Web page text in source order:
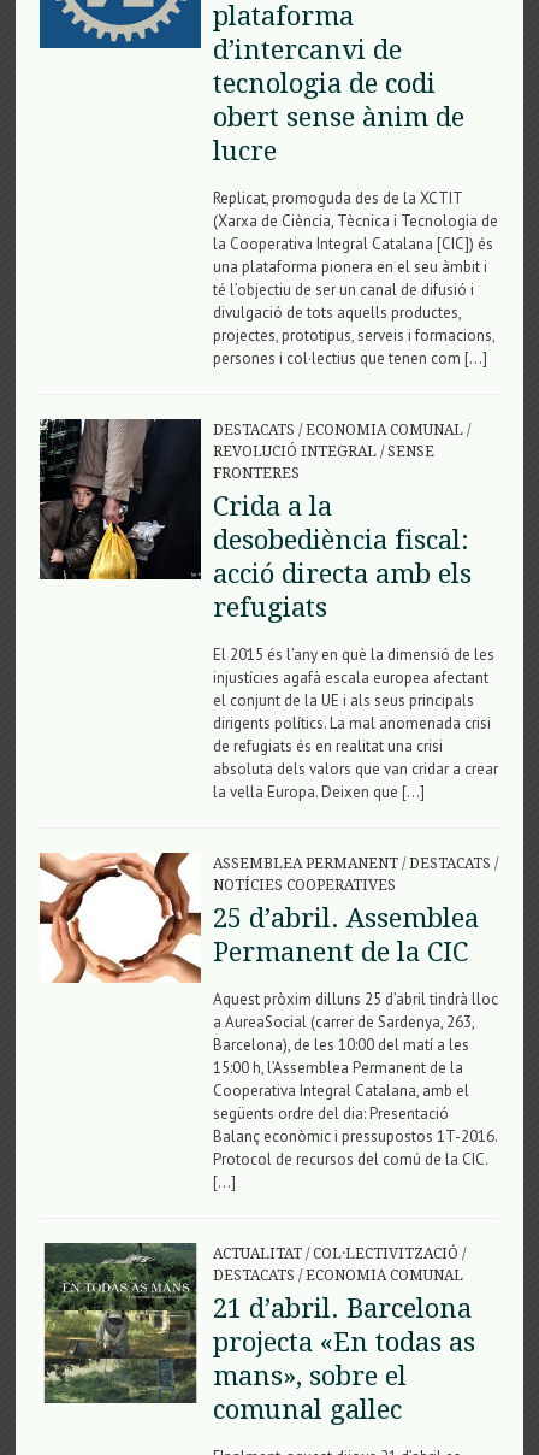
plataforma
d’intercanvi de
tecnologia de codi
obert sense ànim de
lucre
Replicat, promoguda des de la XCTIT
(Xarxa de Ciència, Tècnica i Tecnologia de
la Cooperativa Integral Catalana [CIC]) és
una plataforma pionera en el seu àmbit i
té l’objectiu de ser un canal de difusió i
divulgació de tots aquells productes,
projectes, prototipus, serveis i formacions,
persones i col·lectius que tenen com […]
DESTACATS /ECONOMIA COMUNAL/
REVOLUCIÓ INTEGRAL/SENSE
FRONTERES
Crida a la
desobediència fiscal:
acció directa amb els
refugiats
El 2015 és l’any en què la dimensió de les
injustícies agafà escala europea afectant
el conjunt de la UE i als seus principals
dirigents polítics. La mal anomenada crisi
de refugiats és en realitat una crisi
absoluta dels valors que van cridar a crear
la vella Europa. Deixen que […]
ASSEMBLEA PERMANENT/DESTACATS /
NOTÍCIES COOPERATIVES
25 d’abril. Assemblea
Permanent de la CIC
Aquest pròxim dilluns 25 d’abril tindrà lloc
a AureaSocial (carrer de Sardenya, 263,
Barcelona), de les 10:00 del matí a les
15:00 h, l’Assemblea Permanent de la
Cooperativa Integral Catalana, amb el
següents ordre del dia: Presentació
Balanç econòmic i pressupostos 1T-2016.
Protocol de recursos del comú de la CIC.
[…]
ACTUALITAT/COL·LECTIVITZACIÓ /
DESTACATS /ECONOMIA COMUNAL
21 d’abril. Barcelona
projecta «En todas as
mans», sobre el
comunal gallec